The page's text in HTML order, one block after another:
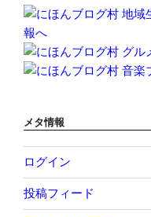
メタ情報
ログイン
投稿フィード